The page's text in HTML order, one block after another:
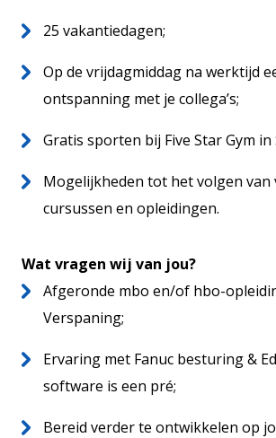
25 vakantiedagen;
Op de vrijdagmiddag na werktijd
ontspanning met je collega’s;
Gratis sporten bij Five Star Gym in
Mogelijkheden tot het volgen van
cursussen en opleidingen.
Wat vragen wij van jou?
Afgeronde mbo en/of hbo-
Verspaning;
Ervaring met Fanuc besturing &
software is een pré;
Bereid verder te ontwikkelen op